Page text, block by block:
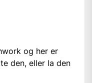
og her er
den, eller la den